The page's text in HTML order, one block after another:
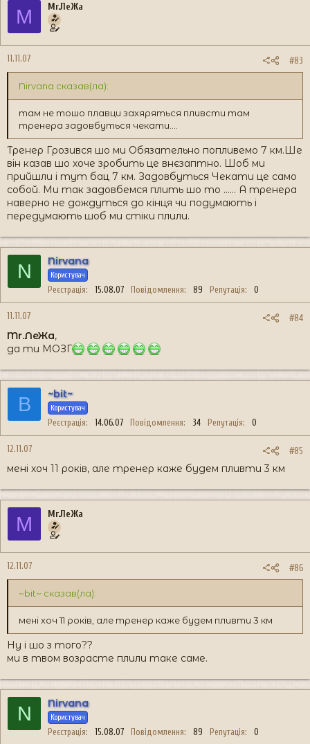
M Mr.ЛеЖа
11.11.07 #83
Nirvana сказав(ла):
там не тошо плавци захяряться пливсти там
тренера задовбуться чекати....
Тренер Грозився шо ми Обязательно попливемо 7 км.Ше
він казав шо хоче зробить це внєзаптно. Шоб ми
прийшли і тут бац 7 км. Задовбуться Чекати це само
собой. Ми так задовбемся плить шо то ...... А тренера
наверно не дождуться до кінця чи подумають і
передумають шоб ми стіки плили.
N Nirvana
Користувач
Реєстрація 15.08.07 Повідомлення 89 Репутація 0
11.11.07 #84
Mr.ЛеЖа,
да ти МОЗГ
B ~bit~
Користувач
Реєстрація 14.06.07 Повідомлення 34 Репутація 0
12.11.07 #85
мені хоч 11 років, але тренер каже будем пливти 3 км
M Mr.ЛеЖа
12.11.07 #86
~bit~ сказав(ла):
мені хоч 11 років, але тренер каже будем пливти 3 км
Ну і шо з того??
ми в твом возрасте плили таке саме.
N Nirvana
Користувач
Реєстрація 15.08.07 Повідомлення 89 Репутація 0